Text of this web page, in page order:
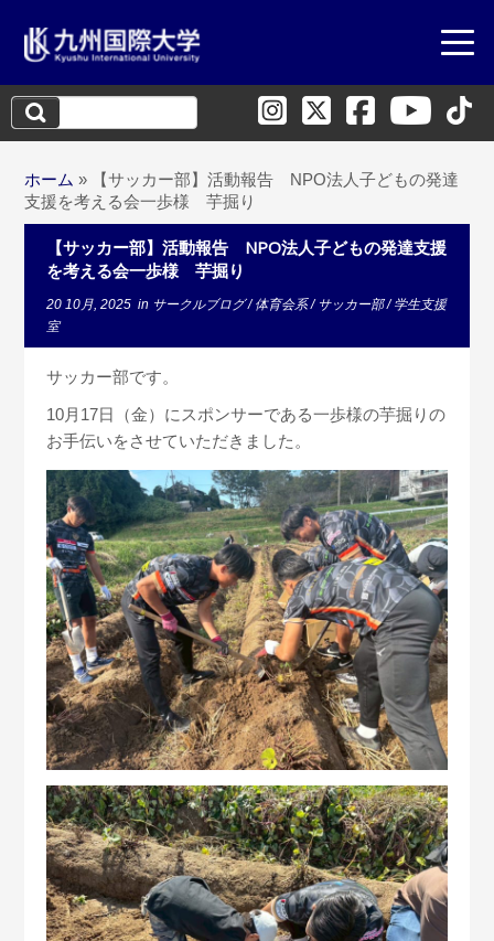
検
索:
ホーム »
【サッカー部】活動報告 NPO法人子どもの発達
支援を考える会一歩様 芋掘り
【サッカー部】活動報告 NPO法人子どもの発達支援
を考える会一歩様 芋掘り
20 10月, 2025 in サークルブログ/体育会系/ サッカー部/学生支援
室
サッカー部です。
10月17日（金）にスポンサーである一歩様の芋掘りの
お手伝いをさせていただきました。